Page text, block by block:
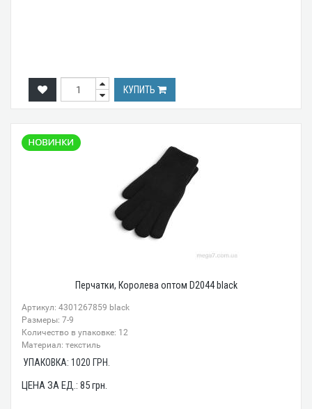
КУПИТЬ
Перчатки, Королева оптом D2044 black
Артикул: 4301267859 black
Размеры: 7-9
Количество в упаковке: 12
Материал: текстиль
УПАКОВКА: 1020 ГРН.
ЦЕНА ЗА ЕД.: 85грн.